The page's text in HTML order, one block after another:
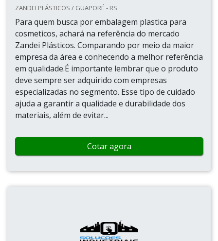
ZANDEI PLÁSTICOS / GUAPORÉ - RS
Para quem busca por embalagem plastica para
cosmeticos, achará na referência do mercado
Zandei Plásticos. Comparando por meio da maior
empresa da área e conhecendo a melhor referência
em qualidade.É importante lembrar que o produto
deve sempre ser adquirido com empresas
especializadas no segmento. Esse tipo de cuidado
ajuda a garantir a qualidade e durabilidade dos
materiais, além de evitar...
Cotar agora